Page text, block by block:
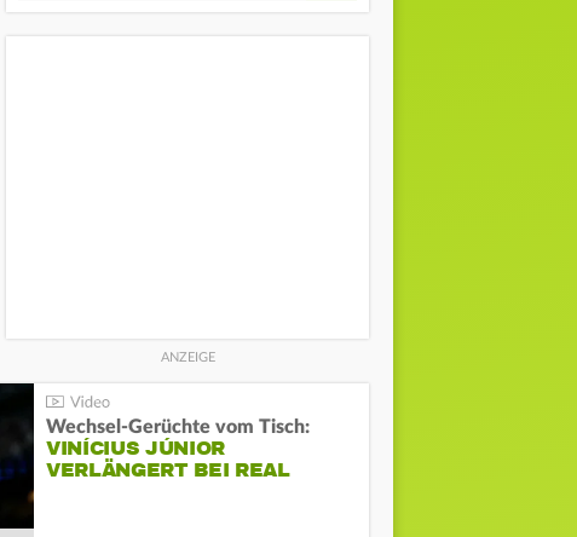
Wechsel-Gerüchte vom Tisch:
VINÍCIUS JÚNIOR
VERLÄNGERT BEI REAL